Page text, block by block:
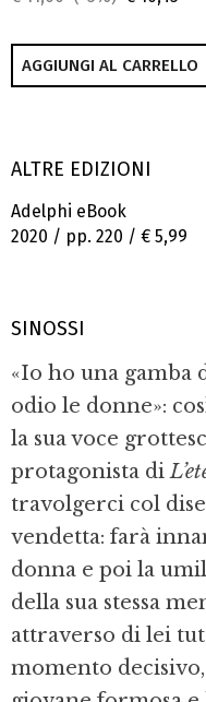
AGGIUNGI AL CARRELLO
ALTRE EDIZIONI
Adelphi eBook
2020 / pp. 220 / € 5,99
SINOSSI
«Io ho una gamba
odio le donne»:
la sua voce
protagonista di
travolgerci col
vendetta: farà
donna e poi la
della sua stessa
attraverso di lei
momento